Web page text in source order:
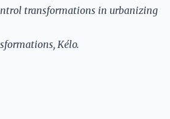
transformations in urbanizing
Kélo.